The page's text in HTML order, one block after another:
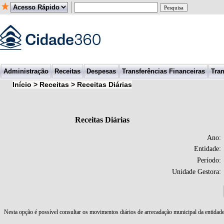
Administração Receitas Despesas Transferências Financeiras
Início > Receitas > Receitas Diárias
Receitas Diárias
Ano:
Entidade:
Período:
Unidade Gestora: